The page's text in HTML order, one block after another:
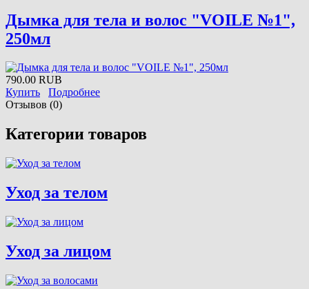
Дымка для тела и волос "VOILE №1",
250мл
790.00 RUB
Купить
Подробнее
Отзывов (0)
Категории товаров
Уход за телом
Уход за лицом